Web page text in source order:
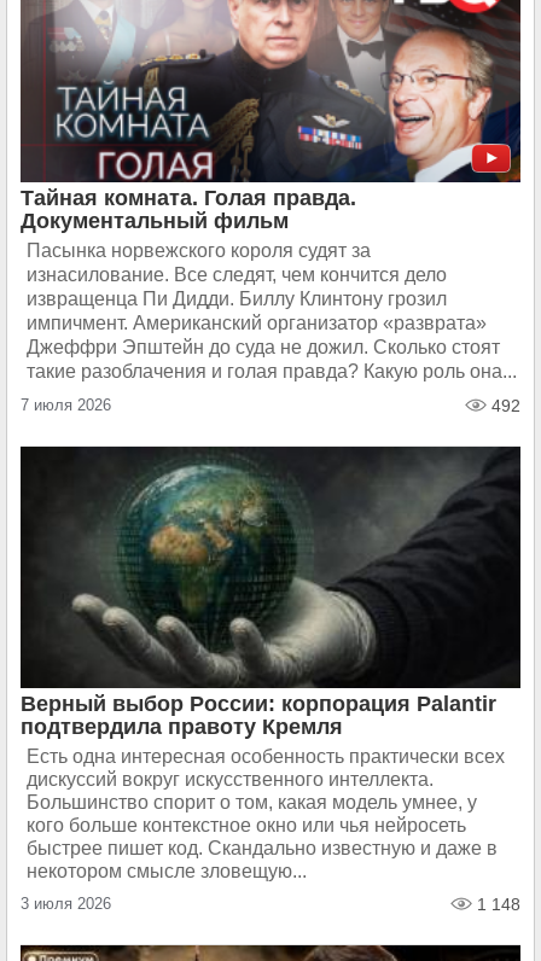
Тайная комната. Голая правда.
Документальный фильм
Пасынка норвежского короля судят за
изнасилование. Все следят, чем кончится дело
извращенца Пи Дидди. Биллу Клинтону грозил
импичмент. Американский организатор «разврата»
Джеффри Эпштейн до суда не дожил. Сколько стоят
такие разоблачения и голая правда? Какую роль она...
7 июля 2026 492
Верный выбор России: корпорация Palantir
подтвердила правоту Кремля
Есть одна интересная особенность практически всех
дискуссий вокруг искусственного интеллекта.
Большинство спорит о том, какая модель умнее, у
кого больше контекстное окно или чья нейросеть
быстрее пишет код. Скандально известную и даже в
некотором смысле зловещую...
3 июля 2026 1 148